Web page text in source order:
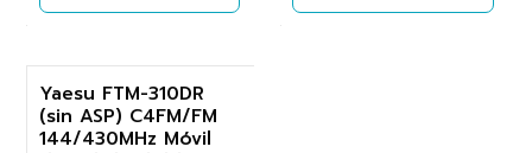
-17%
Yaesu FTM-310DR
(sin ASP) C4FM/FM
144/430MHz Móvil